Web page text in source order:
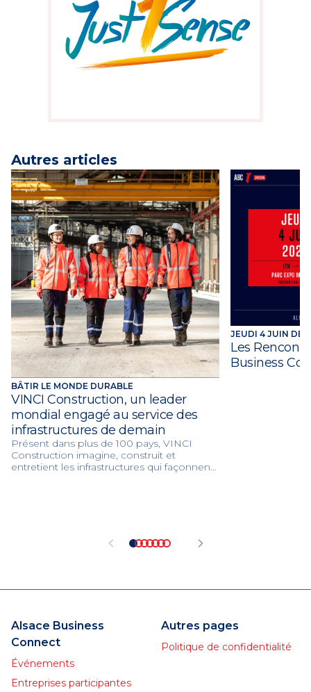
Autres articles
BÂTIR LE MONDE DURABLE
VINCI Construction, un leader
mondial engagé au service des
infrastructures de demain
Présent dans plus de 100 pays, VINCI
Construction imagine, construit et
entretient les infrastructures qui façonnent
transition environnementale.
JEUDI 4 JUIN DE
Les
Business
Alsace Business
Connect
Événements
Entreprises participantes
Autres pages
Politique de confidentialité